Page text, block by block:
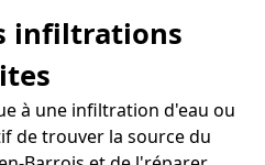
infiltrations
à une infiltration d'eau ou
de trouver la source du